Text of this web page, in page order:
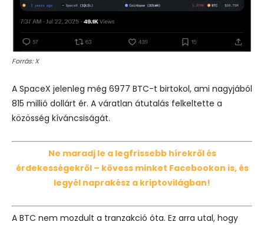
Forrás: X
A SpaceX jelenleg még 6977 BTC-t birtokol, ami nagyjából
815 millió dollárt ér. A váratlan átutalás felkeltette a
közösség kíváncsiságát.
Ne maradj le a legfrissebb hírekről és
érdekességekről – kövess minket Facebookon is, és
legyél naprakész a kriptovilágban!
A BTC nem mozdult a tranzakció óta. Ez arra utal, hogy